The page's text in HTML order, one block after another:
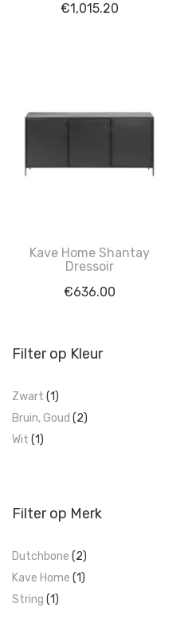
€1,015.20
Kave Home Shantay
Dressoir
€636.00
Filter op Kleur
Zwart (1)
Bruin, Goud (2)
Wit (1)
Filter op Merk
Dutchbone (2)
Kave Home (1)
String (1)